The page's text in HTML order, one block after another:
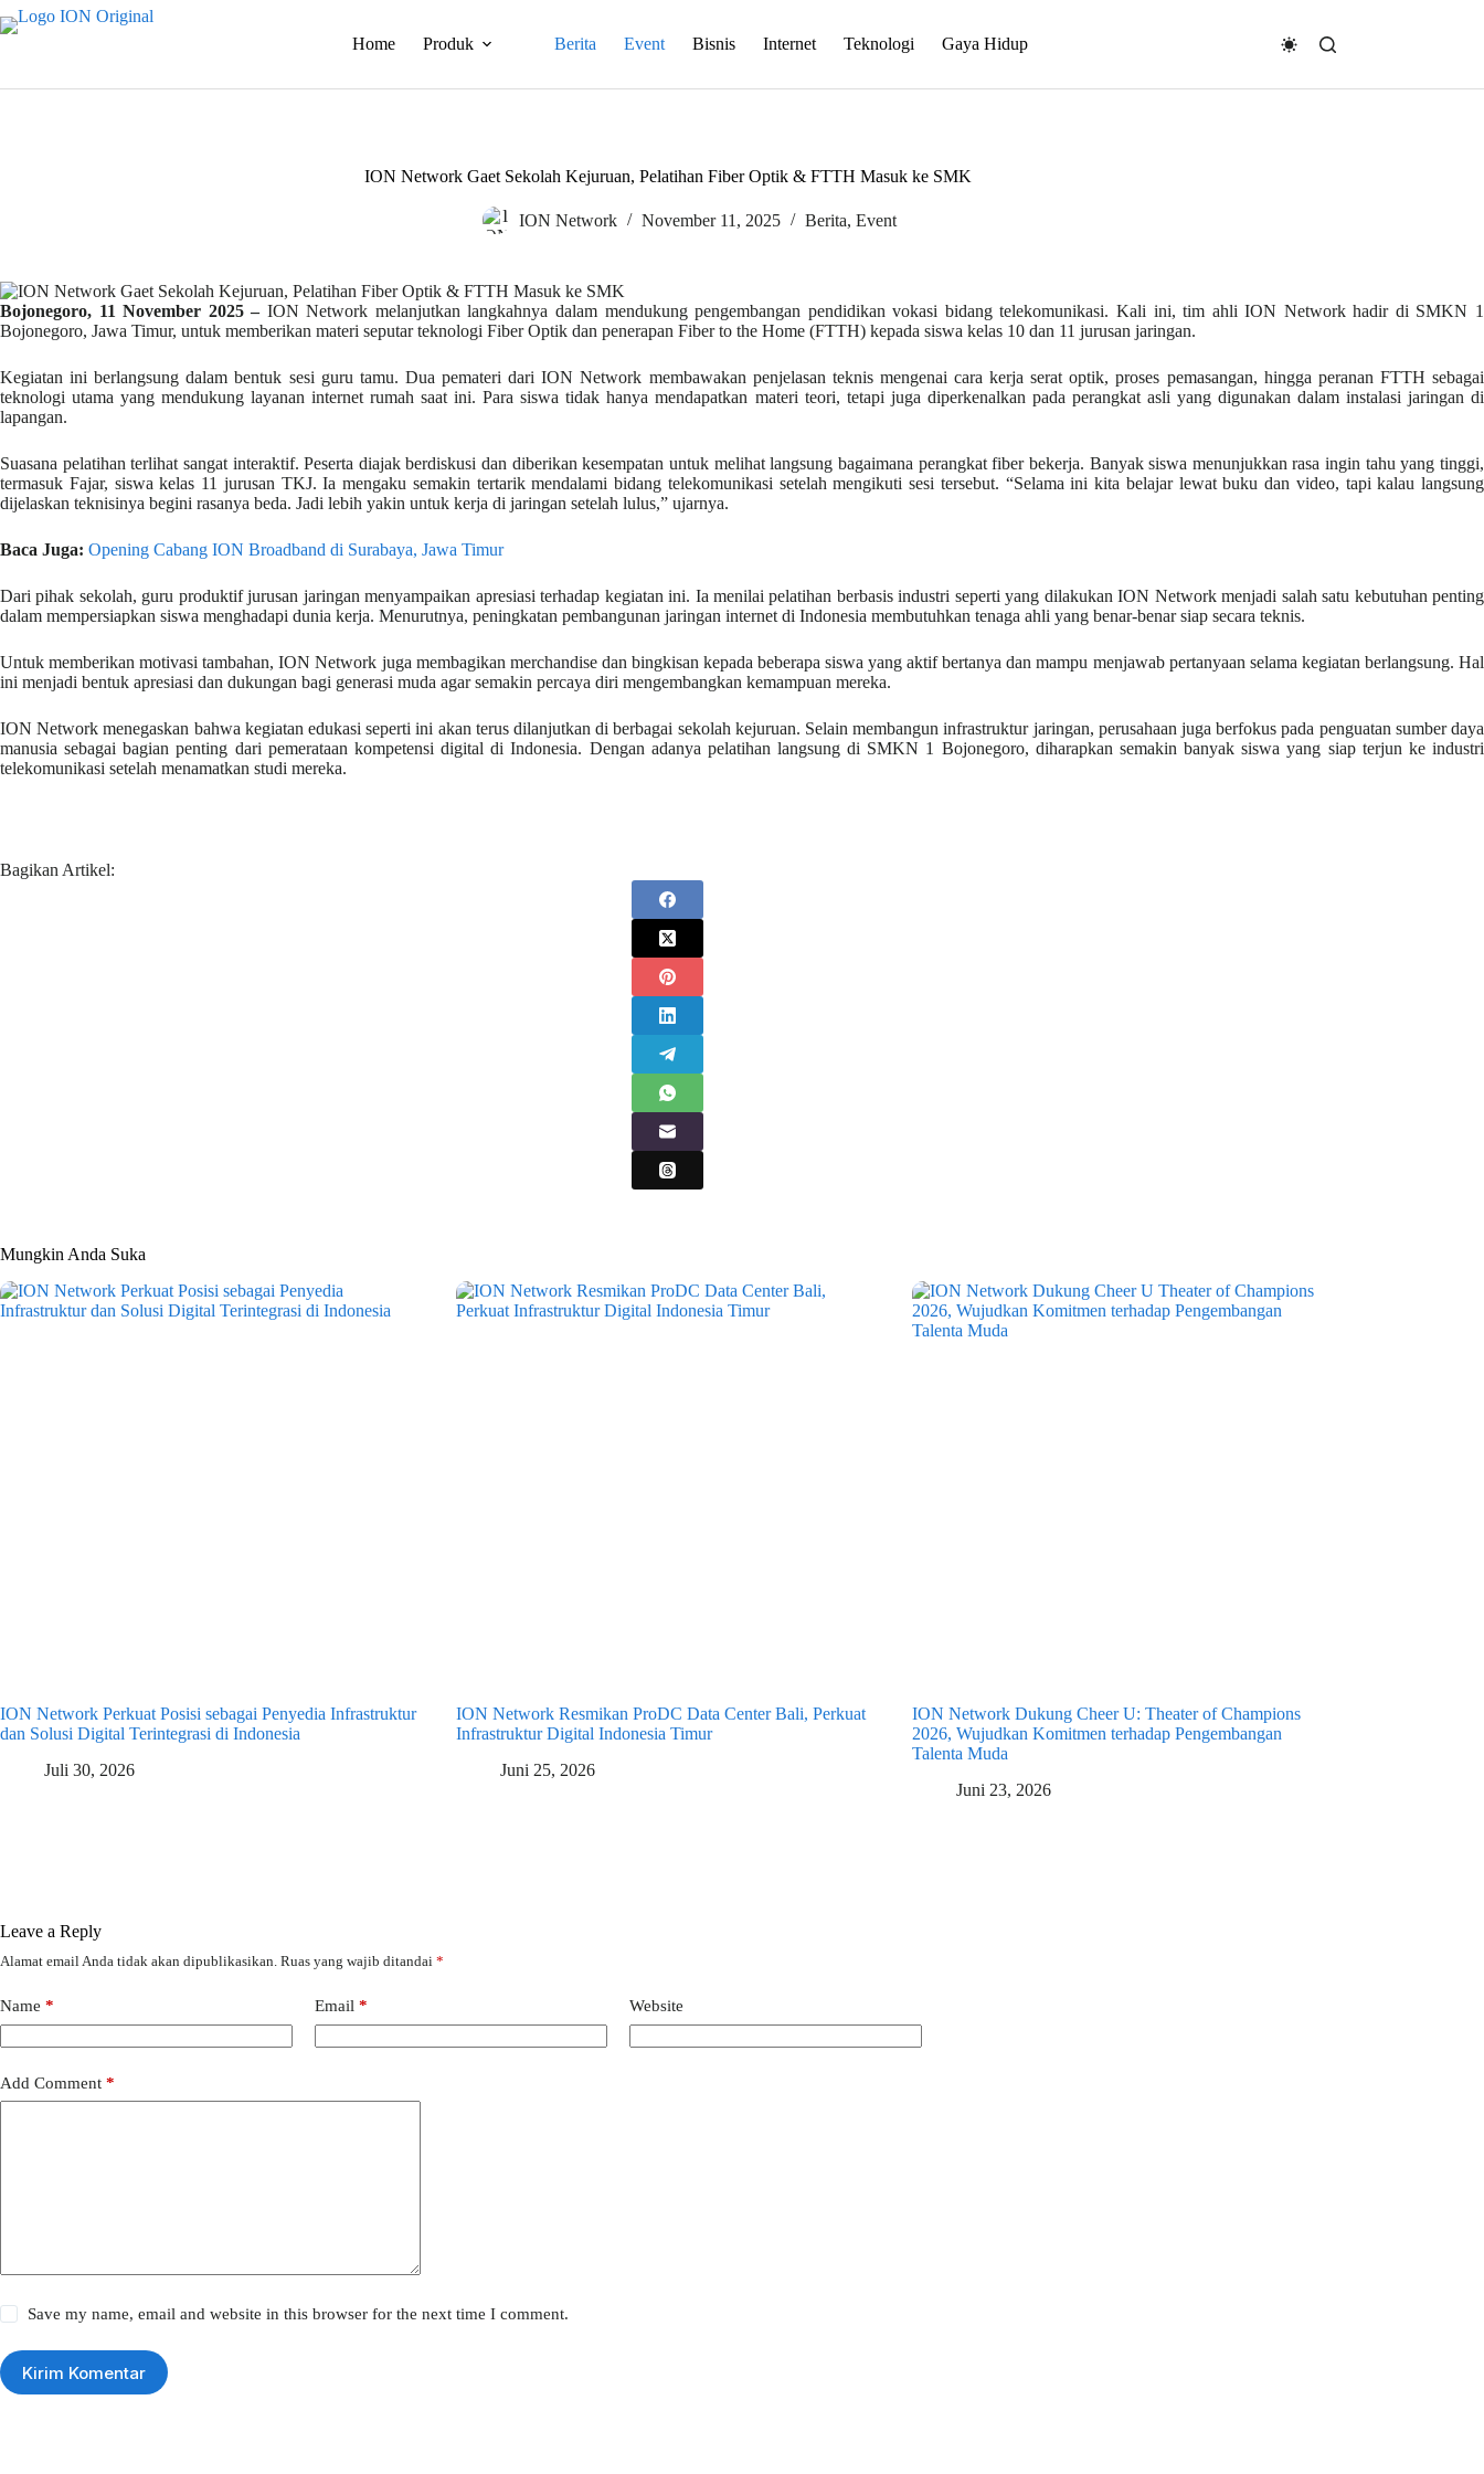
Skip
to
Home Produk Berita Event Bisnis Internet Teknologi Gaya Hidup
ION Network Gaet Sekolah Kejuruan, Pelatihan Fiber Optik & FTTH Masuk ke SMK
ION Network November 11, 2025 Berita,Event
Bojonegoro, 11 November 2025 –ION Network melanjutkan langkahnya dalam mendukung pengembangan pendidikan vokasi bidang telekomunikasi. Kali ini, tim ahli ION Network hadir di SMKN 1
Bojonegoro, Jawa Timur, untuk memberikan materi seputar teknologi Fiber Optik dan penerapan Fiber to the Home (FTTH) kepada siswa kelas 10 dan 11 jurusan jaringan.
Kegiatan ini berlangsung dalam bentuk sesi guru tamu. Dua pemateri dari ION Network membawakan penjelasan teknis mengenai cara kerja serat optik, proses pemasangan, hingga peranan FTTH sebagai
teknologi utama yang mendukung layanan internet rumah saat ini. Para siswa tidak hanya mendapatkan materi teori, tetapi juga diperkenalkan pada perangkat asli yang digunakan dalam instalasi jaringan di
lapangan.
Suasana pelatihan terlihat sangat interaktif. Peserta diajak berdiskusi dan diberikan kesempatan untuk melihat langsung bagaimana perangkat fiber bekerja. Banyak siswa menunjukkan rasa ingin tahu yang tinggi,
termasuk Fajar, siswa kelas 11 jurusan TKJ. Ia mengaku semakin tertarik mendalami bidang telekomunikasi setelah mengikuti sesi tersebut. “Selama ini kita belajar lewat buku dan video, tapi kalau langsung
dijelaskan teknisinya begini rasanya beda. Jadi lebih yakin untuk kerja di jaringan setelah lulus,” ujarnya.
Baca Juga: Opening Cabang ION Broadband di Surabaya, Jawa Timur
Dari pihak sekolah, guru produktif jurusan jaringan menyampaikan apresiasi terhadap kegiatan ini. Ia menilai pelatihan berbasis industri seperti yang dilakukan ION Network menjadi salah satu kebutuhan penting
dalam mempersiapkan siswa menghadapi dunia kerja. Menurutnya, peningkatan pembangunan jaringan internet di Indonesia membutuhkan tenaga ahli yang benar-benar siap secara teknis.
Untuk memberikan motivasi tambahan, ION Network juga membagikan merchandise dan bingkisan kepada beberapa siswa yang aktif bertanya dan mampu menjawab pertanyaan selama kegiatan berlangsung. Hal
ini menjadi bentuk apresiasi dan dukungan bagi generasi muda agar semakin percaya diri mengembangkan kemampuan mereka.
ION Network menegaskan bahwa kegiatan edukasi seperti ini akan terus dilanjutkan di berbagai sekolah kejuruan. Selain membangun infrastruktur jaringan, perusahaan juga berfokus pada penguatan sumber daya
manusia sebagai bagian penting dari pemerataan kompetensi digital di Indonesia. Dengan adanya pelatihan langsung di SMKN 1 Bojonegoro, diharapkan semakin banyak siswa yang siap terjun ke industri
telekomunikasi setelah menamatkan studi mereka.
Bagikan Artikel:
Mungkin Anda Suka
ION Network Perkuat Posisi sebagai Penyedia Infrastruktur
dan Solusi Digital Terintegrasi di Indonesia
Juli 30, 2026
ION Network Resmikan ProDC Data Center Bali, Perkuat
Infrastruktur Digital Indonesia Timur
Juni 25, 2026
ION Network Dukung Cheer U: Theater of Champions
2026, Wujudkan Komitmen terhadap Pengembangan
Talenta Muda
Juni 23, 2026
Leave a Reply
Alamat email Anda tidak akan dipublikasikan. Ruas yang wajib ditandai *
Name * Email * Website
Add Comment *
Save my name, email and website in this browser for the next time I comment.
Kirim Komentar